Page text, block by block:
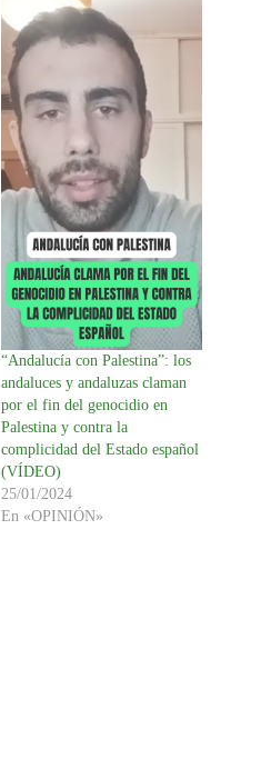
“Andalucía con Palestina”: los
andaluces y andaluzas claman
por el fin del genocidio en
Palestina y contra la
complicidad del Estado español
(VÍDEO)
25/01/2024
En «OPINIÓN»